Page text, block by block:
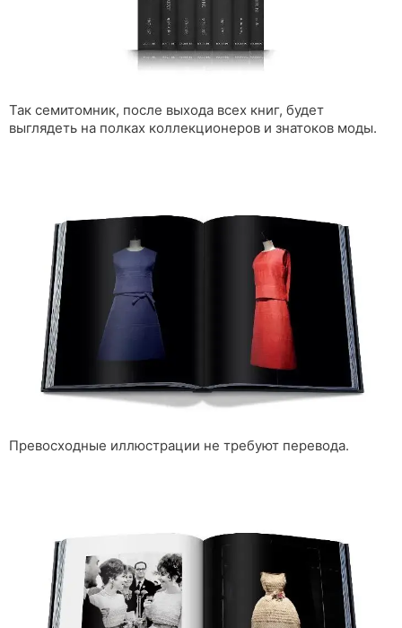
Так семитомник, после выхода всех книг, будет
выглядеть на полках коллекционеров и знатоков моды.
Превосходные иллюстрации не требуют перевода.